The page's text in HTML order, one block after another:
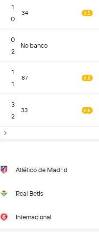
1
0
34 6.5
0
2
No banco
1
1
87 6.8
3
2
33 6.8
Atlético de Madrid
Real Betis
Internacional